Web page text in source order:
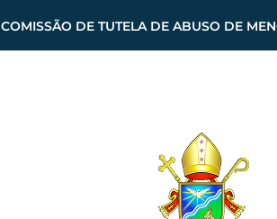
COMISSÃO DE TUTELA DE ABUSO DE